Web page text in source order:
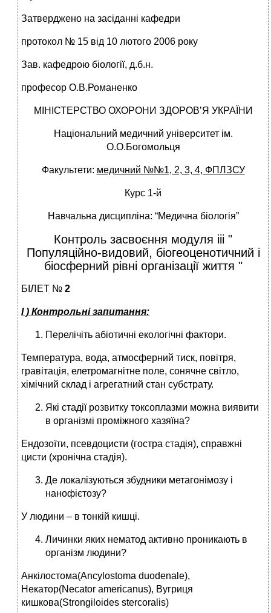
Затверджено на засіданні кафедри
протокол № 15 від 10 лютого 2006 року
Зав. кафедрою біології, д.б.н.
професор О.В.Романенко
МІНІСТЕРСТВО ОХОРОНИ ЗДОРОВ’Я УКРАЇНИ
Національний медичний університет ім.
О.О.Богомольця
Факультети: медичний №№1, 2, 3, 4, ФПЛЗСУ
Курс 1-й
Навчальна дисципліна: “Медична біологія”
Контроль засвоєння модуля ііi "
Популяційно-видовий, біогеоценотичний і
біосферний рівні організації життя "
БІЛЕТ № 2
І ) Контрольні запитання:
Перелічіть абіотичні екологічні фактори.
Температура, вода, атмосферний тиск, повітря,
гравітація, елетромагнітне поле, сонячне світло,
хімічний склад і агрегатний стан субстрату.
Які стадії розвитку токсоплазми можна виявити
в організмі проміжного хазяїна?
Ендозоїти, псевдоцисти (гостра стадія), справжні
цисти (хронічна стадія).
Де локалізуються збудники метагонімозу і
нанофієтозу?
У людини – в тонкій кишці.
Личинки яких нематод активно проникають в
організм людини?
Анкілостома(Ancylostoma duodenale),
Некатор(Necator americanus), Вугриця
кишкова(Strongiloides stercoralis)